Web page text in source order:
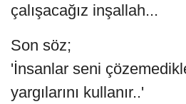
çalışacağız inşallah...
Son söz;
'İnsanlar seni
yargılarını kullanır..'